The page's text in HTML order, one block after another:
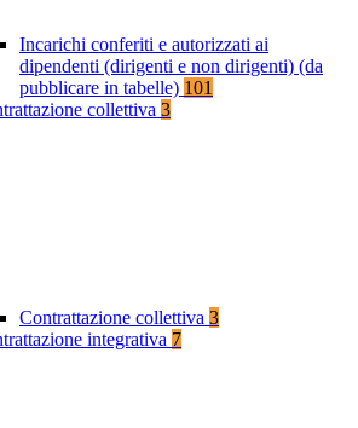
Incarichi conferiti e autorizzati ai
dipendenti (dirigenti e non dirigenti) (da
pubblicare in tabelle) 101
collettiva 3
Contrattazione collettiva 3
integrativa 7